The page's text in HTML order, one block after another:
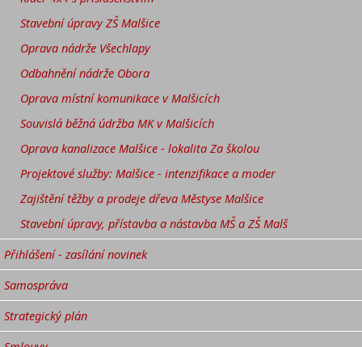
Stavební úpravy ZŠ Malšice
Oprava nádrže Všechlapy
Odbahnění nádrže Obora
Oprava místní komunikace v Malšicích
Souvislá běžná údržba MK v Malšicích
Oprava kanalizace Malšice - lokalita Za školou
Projektové služby: Malšice - intenzifikace a moder
Zajištění těžby a prodeje dřeva Městyse Malšice
Stavební úpravy, přístavba a nástavba MŠ a ZŠ Malš
Přihlášení - zasílání novinek
Samospráva
Strategický plán